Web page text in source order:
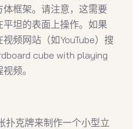
框架。请注意，这需要
坦的表面上操作。如果
频网站（如YouTube）搜
cube with playing
频。
扑克牌来制作一个小型立